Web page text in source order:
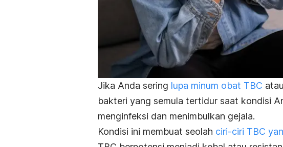
Jika Anda sering lupa minum obat TBC
bakteri yang semula tertidur saat kondisi
menginfeksi dan menimbulkan gejala.
Kondisi ini membuat seolah ciri-ciri TBC